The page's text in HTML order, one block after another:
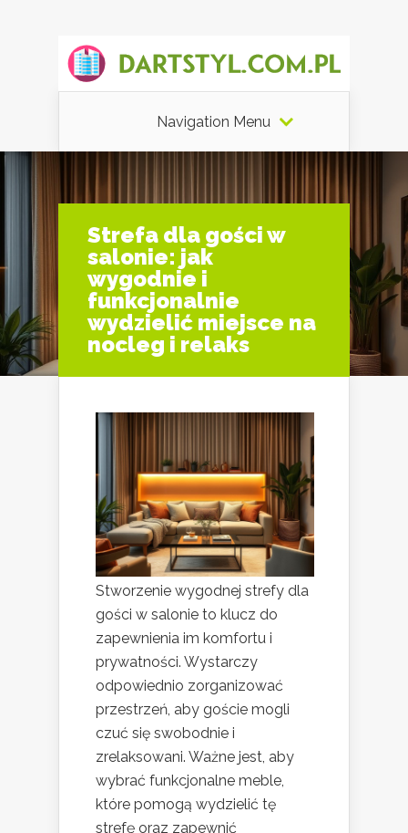
Navigation Menu
Strefa dla gości w
salonie: jak
wygodnie i
funkcjonalnie
wydzielić miejsce na
nocleg i relaks
Stworzenie wygodnej strefy dla
gości w salonie to klucz do
zapewnienia im komfortu i
prywatności. Wystarczy
odpowiednio zorganizować
przestrzeń, aby goście mogli
czuć się swobodnie i
zrelaksowani. Ważne jest, aby
wybrać funkcjonalne meble,
które pomogą wydzielić tę
strefę oraz zapewnić